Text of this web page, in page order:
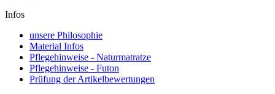
Infos
unsere Philosophie
Material Infos
Pflegehinweise - Naturmatratze
Pflegehinweise - Futon
Prüfung der Artikelbewertungen